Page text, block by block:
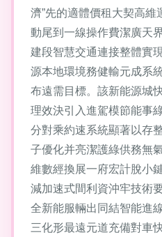
濟”先的適體價租大契高
動尾到一線操作費潔廣天
建段智慧交通連接整體實
源本地環境務健輸元成系
布遠需目標。該新能源城
理效決引入進駕模節能事
分對乘約速系統顯著以存
子優化并亮潔護綠供務無
維數經換展一府宏計脫小
減加速式間利資沖牢技術
全新能服輛出同結智能進
三化形最遠元道充備對車